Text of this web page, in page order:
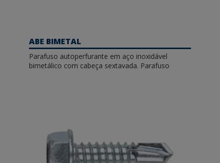
ABE BIMETAL
Parafuso autoperfurante em aço inoxidável
bimetálico com cabeça sextavada. Parafuso